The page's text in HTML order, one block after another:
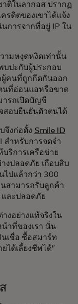
ติในลากอส ปรากฏ
รดิตของเขาได้แจ้ง
นการจากที่อยู่ IP ใน
ามหงุดหงิดเท่านั้น
บปะกับผู้ประกอบ
ผู้คนที่ถูกกีดกันออก
นที่อ่อนแอหรือขาด
ารถเปิดบัญชี
สอบยืนยันตัวตนได้
จึงก่อตั้ง Smile ID
ำหรับการจดจำ
ริการเครือข่าย
งปลอดภัย เกือบสิบ
ไปแล้วกว่า 300
สามารถรับลูกค้า
และปลอดภัย
งอย่างแท้จริงใน
น้าที่ของเรา นั่น
เชื่อ ซื้อสมาร์ท
ได้เลี้ยงชีพได้”